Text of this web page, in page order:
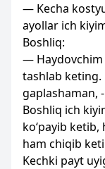
— Kecha
ayollar ich
Boshliq:
— Haydovchim
tashlab keting.
gaplashaman,
Boshliq ich
ko‘payib
ham chiqib
Kechki payt